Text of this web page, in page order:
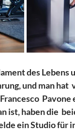
des
und man
ist, haben die
ein Studio